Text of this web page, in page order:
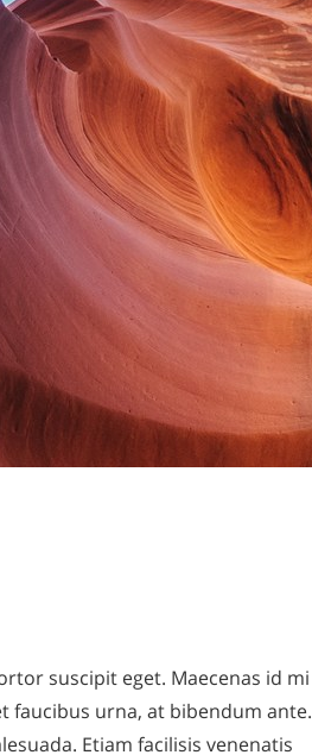
suscipit eget. Maecenas id mi
faucibus urna, at bibendum ante.
Etiam facilisis venenatis